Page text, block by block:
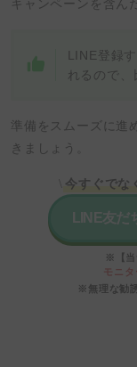
キャンペーンを含ん
LINE登録
れるので、
準備をスムーズに進
きましょう。
今すぐでな
LINE友
※【当
モニ
※無理な勧